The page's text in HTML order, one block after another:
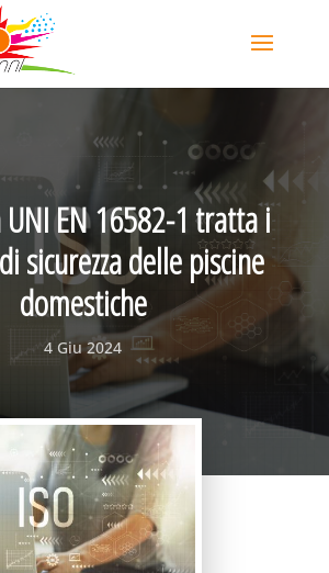
EN 16582-1 tratta i
sicurezza delle piscine
domestiche
4 Giu 2024